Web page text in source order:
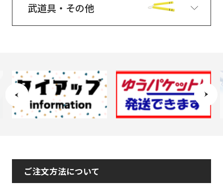
武道具・その他
ご注文方法について